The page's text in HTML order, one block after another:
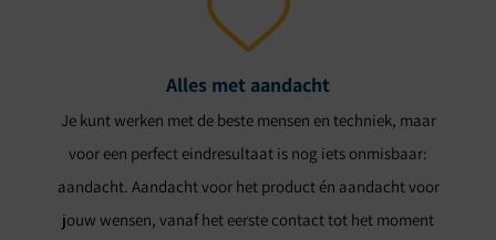
Alles met aandacht
Je kunt werken met de beste mensen en techniek, maar
voor een perfect eindresultaat is nog iets onmisbaar:
aandacht. Aandacht voor het product én aandacht voor
jouw wensen, vanaf het eerste contact tot het moment